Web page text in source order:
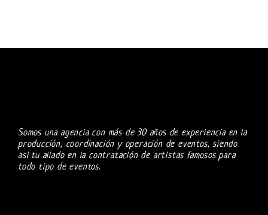
Somos una agencia con más de 30 años de experiencia en la
producción, coordinación y operación de eventos, siendo
asi tu aliado en la contratación de artistas famosos para
todo tipo de eventos.